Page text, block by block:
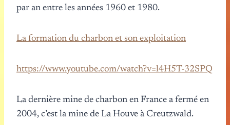
par an entre les années 1960 et 1980.
La formation du charbon et son exploitation
https://www.youtube.com/watch?v=l4H5T-32SPQ
La dernière mine de charbon en France a fermé en
2004, c’est la mine de La Houve à Creutzwald.